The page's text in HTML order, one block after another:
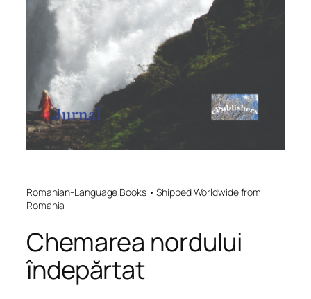
Romanian-Language Books • Shipped Worldwide from
Romania
Chemarea nordului
îndepărtat